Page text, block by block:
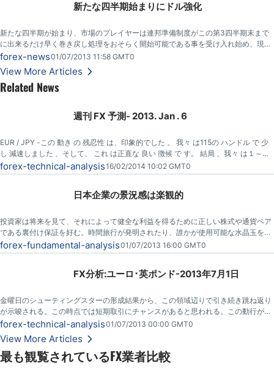
最も観覧されているFX業者比較
新たな四半期始まりにドル強化
新たな四半期が始まり、市場のプレイヤーは連邦準備制度がこの第3四半期末まで
に出来るだけ早く巻き戻し処理をおそらく開始可能である事を受け入れ始め、現在
米ドルは大幅に堅調。
forex-news01/07/2013 11:58 GMT0
View More Articles
Related News
週刊 FX 予測- 2013. Jan . 6
EUR / JPY -この 動き の 残忍性 は、印象的でした 。 我々 は115の ハンドル で 少
し 減速しました 、そして、 これ は正直な 良い 徴候 で す。 結局 、我々 は１～２
週間 で 120 ハンドルで いることができました。撤退が必要です 、そして、 私はお
よそ 112で毎日の チャート に関して隙間を見ます。
forex-technical-analysis16/02/2014 10:02 GMT0
日本企業の景況感は楽観的
投資家は将来を見て、それによって健全な利益を得るために正しい株式や通貨ペア
である裏付け保証を好む。時間旅行が発明されたり、誰かが使用可能な水晶玉を考
え出すまで、目先の広いストロークの感覚を得るための自由で最高のツールはビジ
ネス意見の調査である。
forex-fundamental-analysis01/07/2013 16:00 GMT0
FX分析:ユーロ･英ポンド-2013年7月1日
金曜日のシューティングスターの形成結果から、この領域辺りで引き続き跳ね返り
が示唆される。この時点では短期取引にチャンスがあると思われる。この動行がは
るか0.8480水準以下に下がる事を期待するが、跳ね返りで60 pipそこらの利益とし
て短期取引には優れている。
forex-technical-analysis01/07/2013 00:00 GMT0
View More Articles